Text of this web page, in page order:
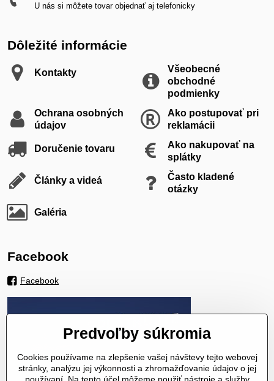
U nás si môžete tovar objednať aj telefonicky
Dôležité informácie
Kontakty
Všeobecné
obchodné
podmienky
Ochrana osobných
údajov
Ako postupovať pri
reklamácii
Doručenie tovaru
Ako nakupovať na
splátky
Články a videá
Často kladené
otázky
Galéria
Facebook
Facebook
Predvoľby súkromia
Cookies používame na zlepšenie vašej návštevy tejto webovej
stránky, analýzu jej výkonnosti a zhromažďovanie údajov o jej